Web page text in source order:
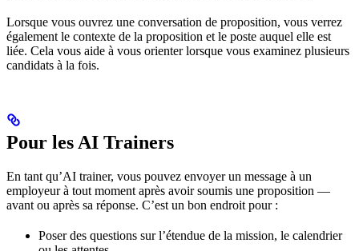
Lorsque vous ouvrez une conversation de proposition, vous verrez
également le contexte de la proposition et le poste auquel elle est
liée. Cela vous aide à vous orienter lorsque vous examinez plusieurs
candidats à la fois.
Pour les AI Trainers
En tant qu’AI trainer, vous pouvez envoyer un message à un
employeur à tout moment après avoir soumis une proposition —
avant ou après sa réponse. C’est un bon endroit pour :
Poser des questions sur l’étendue de la mission, le calendrier